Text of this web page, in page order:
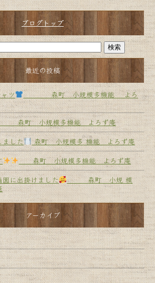
ブログトップ
最近の投稿
ツ
森町 小規模多機能 よろ
町 小規模多機能 よろず庵
した
森町 小規模多 機能 よろず庵
森町 小規模多機能 よろず庵
に出掛けました
森町 小規 模
アーカイブ